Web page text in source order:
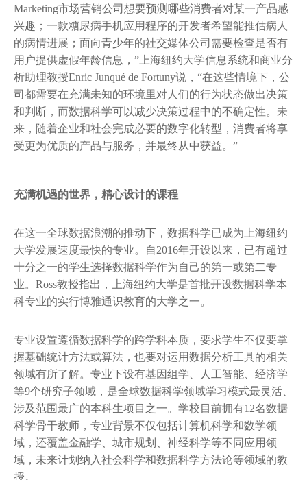
Marketing市场营销公司想要预测哪些消费者对某一产品感
兴趣；一款糖尿病手机应用程序的开发者希望能推估病人
的病情进展；面向青少年的社交媒体公司需要检查是否有
用户提供虚假年龄信息，”上海纽约大学信息系统和商业分
析助理教授Enric Junqué de Fortuny说，“在这些情境下，公
司都需要在充满未知的环境里对人们的行为状态做出决策
和判断，而数据科学可以减少决策过程中的不确定性。未
来，随着企业和社会完成必要的数字化转型，消费者将享
受更为优质的产品与服务，并最终从中获益。”​
充满机遇的世界，精心设计的课程
在这一全球数据浪潮的推动下，数据科学已成为上海纽约
大学发展速度最快的专业。自2016年开设以来，已有超过
十分之一的学生选择数据科学作为自己的第一或第二专
业。Ross教授指出，上海纽约大学是首批开设数据科学本
科专业的实行博雅通识教育的大学之一。
专业设置遵循数据科学的跨学科本质，要求学生不仅要掌
握基础统计方法或算法，也要对运用数据分析工具的相关
领域有所了解。专业下设有基因组学、人工智能、经济学
等9个研究子领域，是全球数据科学领域学习模式最灵活、
涉及范围最广的本科生项目之一。学校目前拥有12名数据
科学骨干教师，专业背景不仅包括计算机科学和数学领
域，还覆盖金融学、城市规划、神经科学等不同应用领
域，未来计划纳入社会科学和数据科学方法论等领域的教